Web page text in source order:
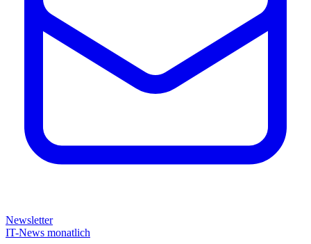
Newsletter
IT-News monatlich